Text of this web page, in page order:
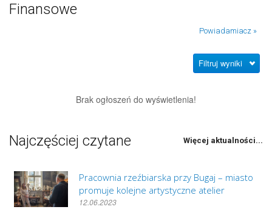
Finansowe
Powiadamiacz »
Filtruj wyniki
Brak ogłoszeń do wyświetlenia!
Najczęściej czytane Więcej aktualności...
Pracownia rzeźbiarska przy Bugaj – miasto
promuje kolejne artystyczne atelier
12.06.2023